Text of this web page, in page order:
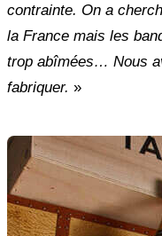
contrainte. On a
la France mais les
trop abîmées… Nous
fabriquer. »